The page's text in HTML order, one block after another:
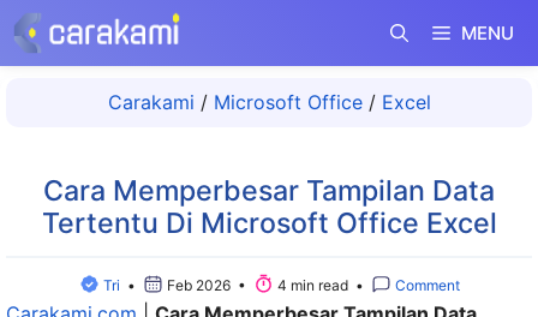
Langsung
ke
MENU
Carakami / Microsoft Office/ Excel
Cara Memperbesar Tampilan Data
Tertentu Di Microsoft Office Excel
Tri • Feb 2026 • 4 min read • Comment